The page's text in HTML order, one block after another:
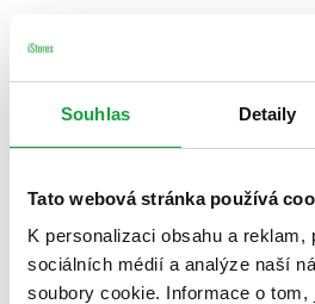
Souhlas Detaily
Tato webová stránka používá
K personalizaci obsahu a
sociálních médií a analýze naší
soubory cookie. Informace o tom,